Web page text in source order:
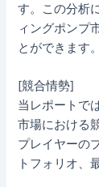
す。この分析
ィングポンプ
とができます。
[競合情勢]
当レポートで
市場における
プレイヤーの
トフォリオ、